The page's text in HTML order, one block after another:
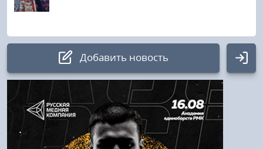
Добавить новость
Авторизация
Логин: